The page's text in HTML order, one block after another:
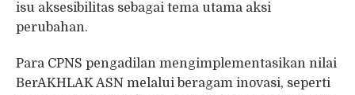
isu aksesibilitas sebagai tema utama aksi
perubahan.
Para CPNS pengadilan mengimplementasikan nilai
BerAKHLAK ASN melalui beragam inovasi, seperti